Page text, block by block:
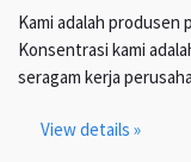
Kami adalah produsen
Konsentrasi kami
seragam kerja
View details »